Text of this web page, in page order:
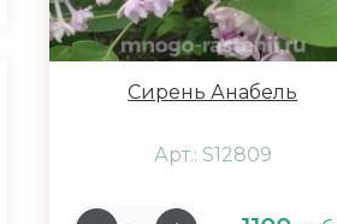
Сирень Анабель
Арт.: S12809